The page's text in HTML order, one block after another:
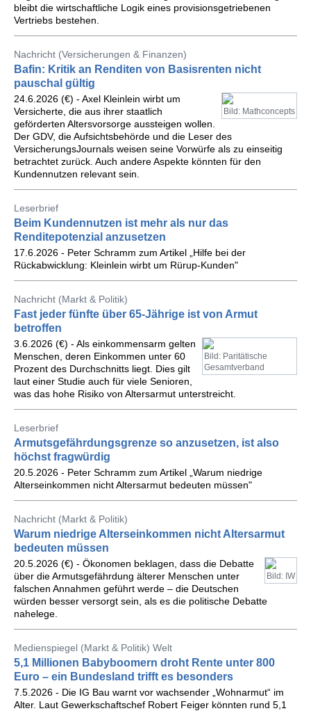
bleibt die wirtschaftliche Logik eines provisionsgetriebenen
Vertriebs bestehen.
Nachricht (Versicherungen & Finanzen)
Bafin: Kritik an Renditen von Basisrenten nicht
pauschal gültig
Bild: Mathconcepts
24.6.2026 (€) - Axel Kleinlein wirbt um
Versicherte, die aus ihrer staatlich
geförderten Altersvorsorge aussteigen wollen.
Der GDV, die Aufsichtsbehörde und die Leser des
VersicherungsJournals weisen seine Vorwürfe als zu einseitig
betrachtet zurück. Auch andere Aspekte könnten für den
Kundennutzen relevant sein.
Leserbrief
Beim Kundennutzen ist mehr als nur das
Renditepotenzial anzusetzen
17.6.2026 - Peter Schramm zum Artikel „Hilfe bei der
Rückabwicklung: Kleinlein wirbt um Rürup-Kunden"
Nachricht (Markt & Politik)
Fast jeder fünfte über 65-Jährige ist von Armut
betroffen
Bild: Paritätische
Gesamtverband
3.6.2026 (€) - Als einkommensarm gelten
Menschen, deren Einkommen unter 60
Prozent des Durchschnitts liegt. Dies gilt
laut einer Studie auch für viele Senioren,
was das hohe Risiko von Altersarmut unterstreicht.
Leserbrief
Armutsgefährdungsgrenze so anzusetzen, ist also
höchst fragwürdig
20.5.2026 - Peter Schramm zum Artikel „Warum niedrige
Alterseinkommen nicht Altersarmut bedeuten müssen"
Nachricht (Markt & Politik)
Warum niedrige Alterseinkommen nicht Altersarmut
bedeuten müssen
Bild: IW
20.5.2026 (€) - Ökonomen beklagen, dass die Debatte
über die Armutsgefährdung älterer Menschen unter
falschen Annahmen geführt werde – die Deutschen
würden besser versorgt sein, als es die politische Debatte
nahelege.
Medienspiegel (Markt & Politik) Welt
5,1 Millionen Babyboomern droht Rente unter 800
Euro – ein Bundesland trifft es besonders
7.5.2026 - Die IG Bau warnt vor wachsender „Wohnarmut“ im
Alter. Laut Gewerkschaftschef Robert Feiger könnten rund 5,1